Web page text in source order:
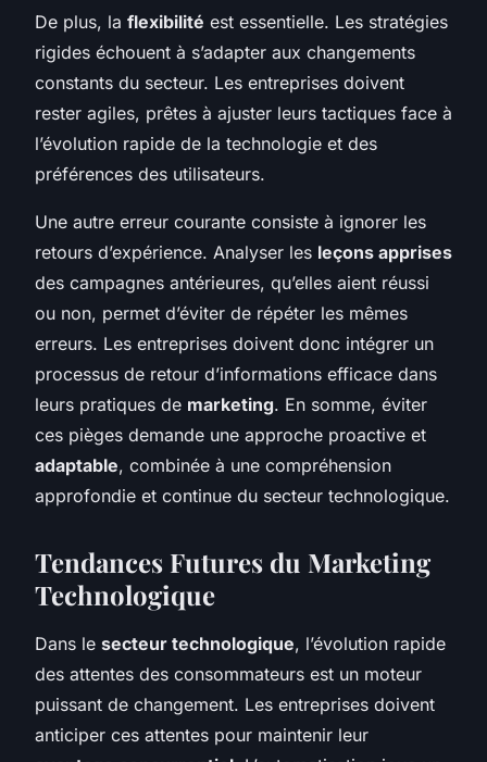
De plus, la flexibilité est essentielle. Les stratégies
rigides échouent à s’adapter aux changements
constants du secteur. Les entreprises doivent
rester agiles, prêtes à ajuster leurs tactiques face à
l’évolution rapide de la technologie et des
préférences des utilisateurs.
Une autre erreur courante consiste à ignorer les
retours d’expérience. Analyser les leçons apprises
des campagnes antérieures, qu’elles aient réussi
ou non, permet d’éviter de répéter les mêmes
erreurs. Les entreprises doivent donc intégrer un
processus de retour d’informations efficace dans
leurs pratiques de marketing. En somme, éviter
ces pièges demande une approche proactive et
adaptable, combinée à une compréhension
approfondie et continue du secteur technologique.
Tendances Futures du Marketing
Technologique
Dans le secteur technologique, l’évolution rapide
des attentes des consommateurs est un moteur
puissant de changement. Les entreprises doivent
anticiper ces attentes pour maintenir leur